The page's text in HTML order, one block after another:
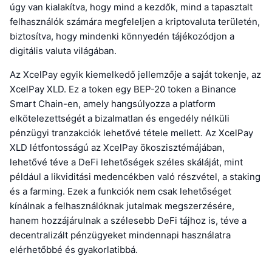
úgy van kialakítva, hogy mind a kezdők, mind a tapasztalt
felhasználók számára megfeleljen a kriptovaluta területén,
biztosítva, hogy mindenki könnyedén tájékozódjon a
digitális valuta világában.
Az XcelPay egyik kiemelkedő jellemzője a saját tokenje, az
XcelPay XLD. Ez a token egy BEP-20 token a Binance
Smart Chain-en, amely hangsúlyozza a platform
elkötelezettségét a bizalmatlan és engedély nélküli
pénzügyi tranzakciók lehetővé tétele mellett. Az XcelPay
XLD létfontosságú az XcelPay ökoszisztémájában,
lehetővé téve a DeFi lehetőségek széles skáláját, mint
például a likviditási medencékben való részvétel, a staking
és a farming. Ezek a funkciók nem csak lehetőséget
kínálnak a felhasználóknak jutalmak megszerzésére,
hanem hozzájárulnak a szélesebb DeFi tájhoz is, téve a
decentralizált pénzügyeket mindennapi használatra
elérhetőbbé és gyakorlatibbá.